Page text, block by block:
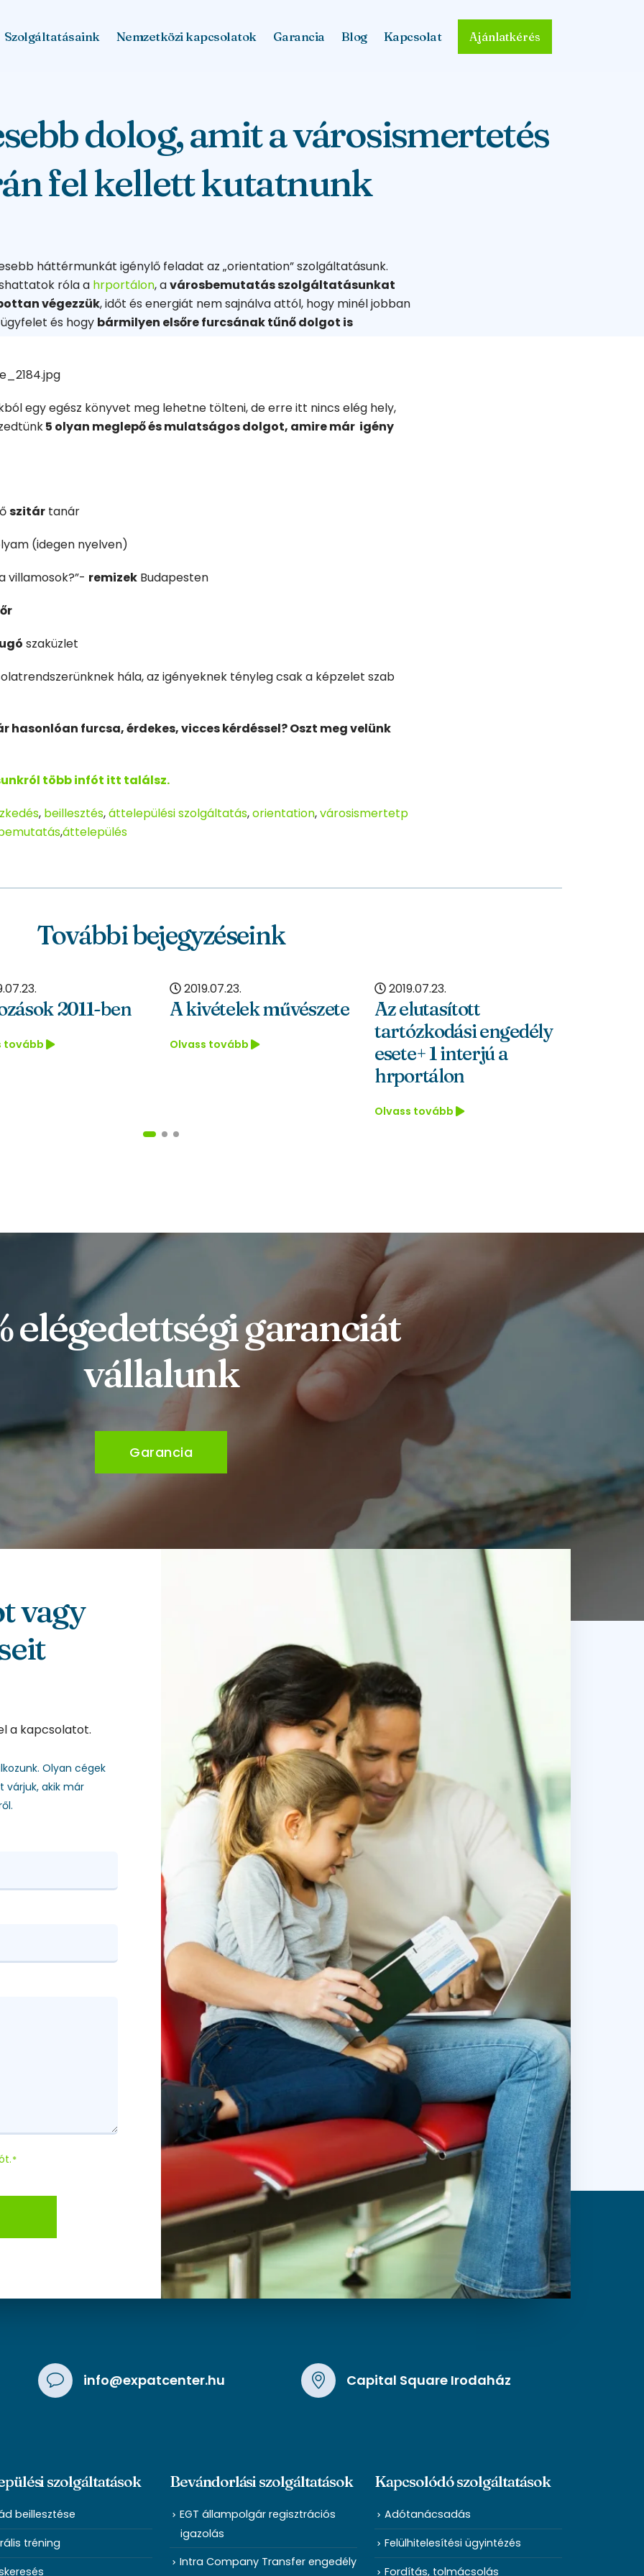
Szolgáltatásaink Nemzetközi kapcsolatok Garancia Blog Kapcsolat Ajánlatkérés
dolog, amit a városismertetés
fel kellett kutatnunk
háttérmunkát igénylő feladat az „orientation” szolgáltatásunk.
róla a hrportálon, avárosbemutatás szolgáltatásunkat
végezzük, időt és energiát nem sajnálva attól, hogy minél jobban
és hogy bármilyen elsőre furcsának tűnő dolgot is
egy egész könyvet meg lehetne tölteni, de erre itt nincs elég hely,
5 olyan meglepő és mulatságos dolgot, amire már igény
szitár tanár
(idegen nyelven)
villamosok?”- remizek Budapesten
szaküzlet
hála, az igényeknek tényleg csak a képzelet szab
hasonlóan furcsa, érdekes, vicces kérdéssel? Oszt meg velünk
több infót itt találsz.
, beillesztés,áttelepülési szolgáltatás,orientation,városismertetp
,áttelepülés
További bejegyzéseink
ben
2019.07.23.
A kivételek művészete
Olvass tovább
2019.07.23.
Az elutasított
tartózkodási engedély
esete+ 1 interjú a
hrportálon
Olvass tovább
a legtöbbet
elégedettségi garanciát
vállalunk
Garancia
vagy
a kapcsolatot.
Olyan cégek
várjuk, akik már
*
info@expatcenter.hu Capital Square Irodaház
szolgáltatások
beillesztése
tréning
Bevándorlási szolgáltatások
EGT állampolgár regisztrációs
igazolás
Intra Company Transfer engedély
Kapcsolódó szolgáltatások
Adótanácsadás
Felülhitelesítési ügyintézés
Fordítás, tolmácsolás